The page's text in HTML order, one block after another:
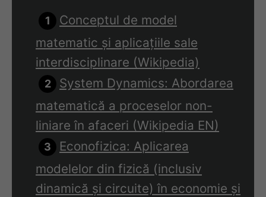
Conceptul de model
matematic și aplicațiile sale
interdisciplinare (Wikipedia)
System Dynamics: Abordarea
matematică a proceselor non-
liniare în afaceri (Wikipedia EN)
Econofizica: Aplicarea
modelelor din fizică (inclusiv
dinamică și circuite) în economie și